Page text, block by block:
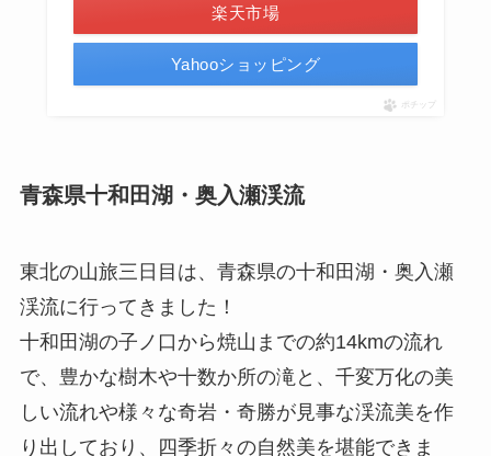
楽天市場
Yahooショッピング
ポチップ
青森県十和田湖・奥入瀬渓流
東北の山旅三日目は、青森県の十和田湖・奥入瀬
渓流に行ってきました！
十和田湖の子ノ口から焼山までの約14kmの流れ
で、豊かな樹木や十数か所の滝と、千変万化の美
しい流れや様々な奇岩・奇勝が見事な渓流美を作
り出しており、四季折々の自然美を堪能できま